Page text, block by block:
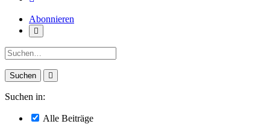
Abonnieren
Suche:
Suchen in:
Alle Beiträge